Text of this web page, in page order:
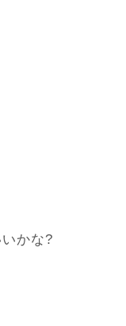
かな?